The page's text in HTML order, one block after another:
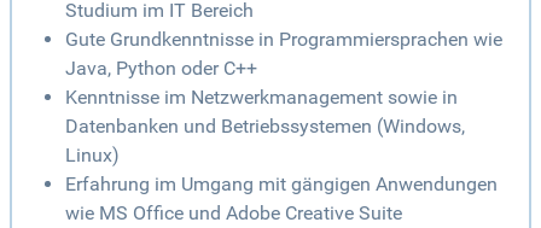
Studium im IT Bereich
Gute Grundkenntnisse in Programmiersprachen wie
Java, Python oder C++
Kenntnisse im Netzwerkmanagement sowie in
Datenbanken und Betriebssystemen (Windows,
Linux)
Erfahrung im Umgang mit gängigen Anwendungen
wie MS Office und Adobe Creative Suite